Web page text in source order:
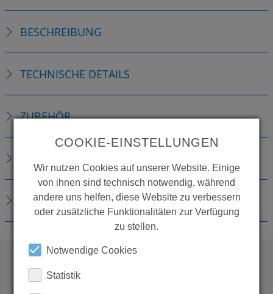
BESCHREIBUNG
TECHNISCHE DETAILS
ZUBEHÖR
DOWNLOADS
COOKIE-EINSTELLUNGEN
Wir nutzen Cookies auf unserer Website. Einige
von ihnen sind technisch notwendig, während
andere uns helfen, diese Website zu verbessern
oder zusätzliche Funktionalitäten zur Verfügung
zu stellen.
Notwendige Cookies
Statistik